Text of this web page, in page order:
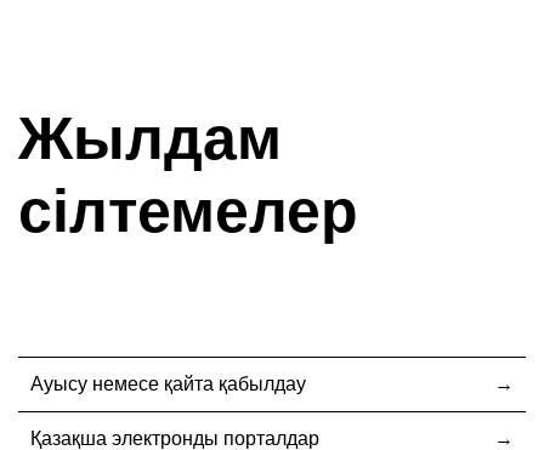
Жылдам
сілтемелер
Ауысу немесе қайта қабылдау
Қазақша электронды порталдар